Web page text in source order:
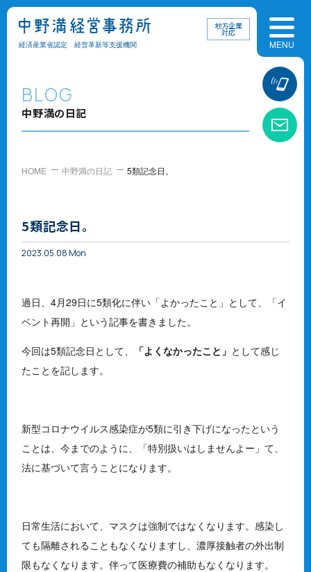
経済産業省認定 経営革新等支援機関
地方企業
対応
BLOG
中野満の日記
HOME 中野満の日記 5類記念日。
5類記念日。
2023.05.08 Mon
過日、4月29日に5類化に伴い「よかったこと」として、「イ
ベント再開」という記事を書きました。
今回は5類記念日として、 「よくなかったこと」 として感じ
たことを記します。
新型コロナウイルス感染症が5類に引き下げになったという
ことは、今までのように、「特別扱いはしませんよー」て、
法に基づいて言うことになります。
日常生活において、マスクは強制ではなくなります。感染し
ても隔離されることもなくなりますし、濃厚接触者の外出制
限もなくなります。伴って医療費の補助もなくなります。